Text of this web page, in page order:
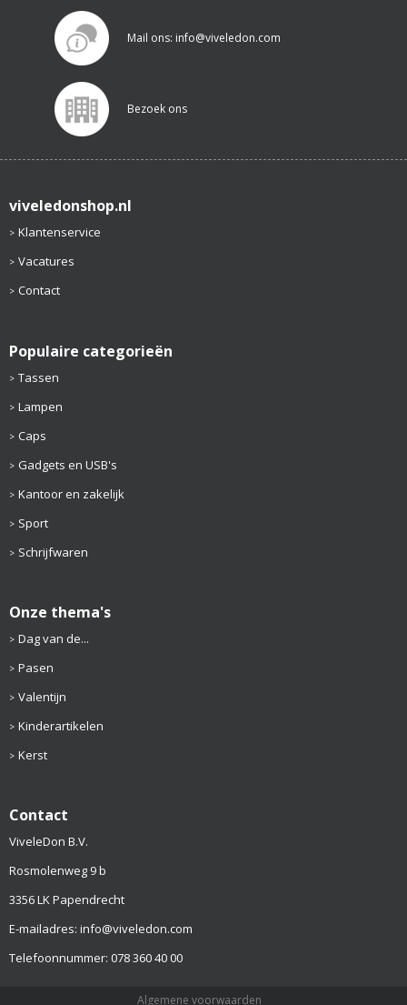
Mail ons: info@viveledon.com
Bezoek ons
viveledonshop.nl
Klantenservice
Vacatures
Contact
Populaire categorieën
Tassen
Lampen
Caps
Gadgets en USB's
Kantoor en zakelijk
Sport
Schrijfwaren
Onze thema's
Dag van de...
Pasen
Valentijn
Kinderartikelen
Kerst
Contact
ViveleDon B.V.
Rosmolenweg 9 b
3356 LK Papendrecht
E-mailadres: info@viveledon.com
Telefoonnummer: 078 360 40 00
Algemene voorwaarden